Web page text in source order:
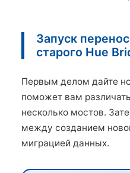
Запуск
старого Hue
Первым делом дайте
поможет вам
несколько мостов.
между созданием
миграцией данных.